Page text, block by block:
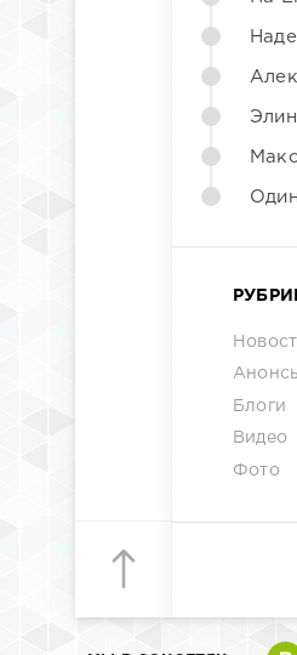
Анонсы
Блоги
Видео
Фото